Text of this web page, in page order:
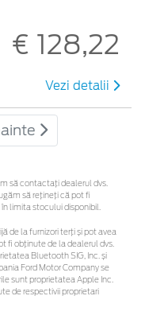
€ 128,22
Vezi detalii
să contactaţi dealerul dvs.
să rețineți că pot fi
limita stocului disponibil.
de la furnizori terți și pot avea
fi obținute de la dealerul dvs.
Bluetooth SIG, Inc. și
Ford Motor Company se
sunt proprietatea Apple Inc.
de respectivii proprietari